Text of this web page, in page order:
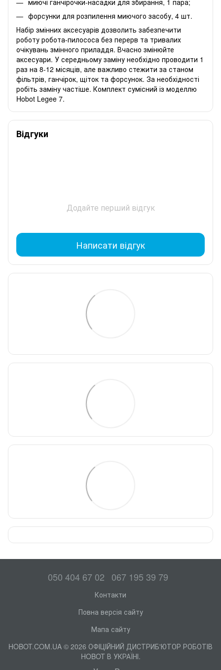
форсунки для розпилення миючого засобу, 4 шт.
Набір змінних аксесуарів дозволить забезпечити
роботу робота-пилососа без перерв та тривалих
очікувань змінного приладдя. Вчасно змінюйте
аксесуари. У середньому заміну необхідно проводити 1
раз на 8-12 місяців, але важливо стежити за станом
фільтрів, ганчірок, щіток та форсунок. За необхідності
робіть заміну частіше. Комплект сумісний із моделлю
Hobot Legee 7.
Відгуки
Додайте перший відгук
Написати відгук
050 404 67 02 067 195 39 79
Контакти
Повна версія сайту
Мапа сайту
HOBOT.COM.UA © 2026 ОФІЦІЙНИЙ ДИСТРИБ'ЮТОР РОБОТІВ
HOBOT В УКРАЇНІ.